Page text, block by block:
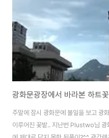
광화문광장에서 바라본 하트
주말에 잠시 광화문에 볼일을 보고 광
이루어진 꽃밭.. 지난번 Plustwo님 광